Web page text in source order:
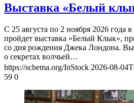
Выставка «Белый
С 25 августа по 2 ноября 2026 года
пройдет выставка «Белый Клык»,
со дня рождения Джека Лондона.
о секретах волчьей…
https://schema.org/InStock 2026-08-
59 0